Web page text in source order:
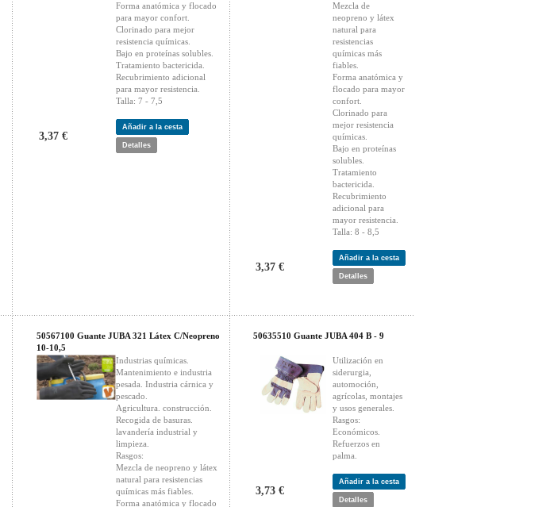
Forma anatómica y flocado
para mayor confort.
Clorinado para mejor
resistencia químicas.
Bajo en proteínas solubles.
Tratamiento bactericida.
Recubrimiento adicional
para mayor resistencia.
Talla: 7 - 7,5
3,37 €
Añadir a la cesta
Detalles
Mezcla de
neopreno y látex
natural para
resistencias
químicas más
fiables.
Forma anatómica y
flocado para mayor
confort.
Clorinado para
mejor resistencia
químicas.
Bajo en proteínas
solubles.
Tratamiento
bactericida.
Recubrimiento
adicional para
mayor resistencia.
Talla: 8 - 8,5
3,37 €
Añadir a la cesta
Detalles
50567100 Guante JUBA 321 Látex C/Neopreno
10-10,5
Industrias químicas.
Mantenimiento e industria
pesada. Industria cárnica y
pescado.
Agricultura. construcción.
Recogida de basuras.
lavandería industrial y
limpieza.
Rasgos:
Mezcla de neopreno y látex
natural para resistencias
químicas más fiables.
Forma anatómica y flocado
50635510 Guante JUBA 404 B - 9
Utilización en
siderurgia,
automoción,
agrícolas, montajes
y usos generales.
Rasgos:
Económicos.
Refuerzos en
palma.
3,73 €
Añadir a la cesta
Detalles